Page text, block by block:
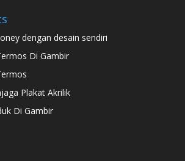
dengan desain sendiri
Di Gambir
Plakat Akrilik
Di Gambir